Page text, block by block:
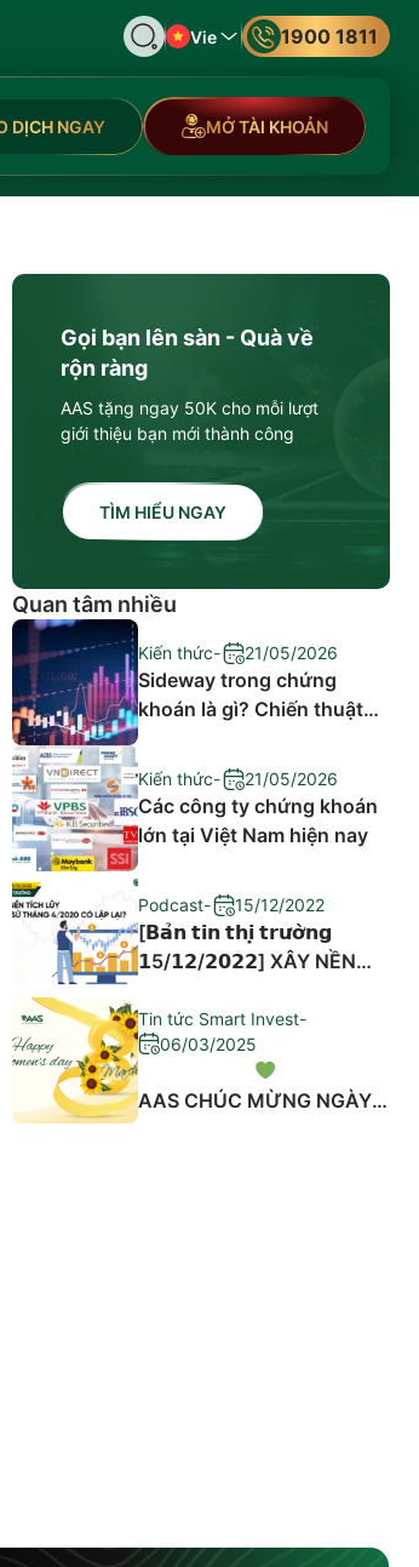
Vie 1900 1811
DỊCH NGAY MỞ TÀI KHOẢN
Gọi bạn lên sàn - Quà về
rộn ràng
AAS tặng ngay 50K cho mỗi lượt
giới thiệu bạn mới thành công
TÌM HIỂU NGAY
Quan tâm nhiều
Kiến thức- 21/05/2026
Sideway trong chứng
khoán là gì? Chiến thuật
Kiến thức- 21/05/2026
Các công ty chứng khoán
lớn tại Việt Nam hiện nay
Podcast- 15/12/2022
[𝗕𝗮̉𝗻 𝘁𝗶𝗻 𝘁𝗵𝗶̣ 𝘁𝗿𝘂̛𝗼̛̀𝗻𝗴
𝟭5/𝟭𝟮/𝟮𝟬𝟮𝟮] XÂY NỀN
THÁNG 4/2020 CÓ LẶP
LẠI?
Tin tức Smart Invest-
06/03/2025
AAS CHÚC MỪNG NGÀY